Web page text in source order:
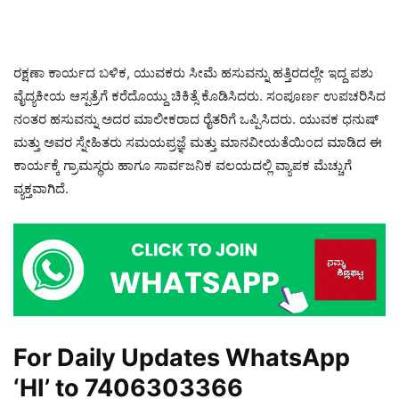
ರಕ್ಷಣಾ ಕಾರ್ಯದ ಬಳಿಕ, ಯುವಕರು ಸೀಮೆ ಹಸುವನ್ನು ಹತ್ತಿರದಲ್ಲೇ ಇದ್ದ ಪಶು
ವೈದ್ಯಕೀಯ ಆಸ್ಪತ್ರೆಗೆ ಕರೆದೊಯ್ದು ಚಿಕಿತ್ಸೆ ಕೊಡಿಸಿದರು. ಸಂಪೂರ್ಣ ಉಪಚರಿಸಿದ
ನಂತರ ಹಸುವನ್ನು ಅದರ ಮಾಲೀಕರಾದ ರೈತರಿಗೆ ಒಪ್ಪಿಸಿದರು. ಯುವಕ ಧನುಷ್
ಮತ್ತು ಅವರ ಸ್ನೇಹಿತರು ಸಮಯಪ್ರಜ್ಞೆ ಮತ್ತು ಮಾನವೀಯತೆಯಿಂದ ಮಾಡಿದ ಈ
ಕಾರ್ಯಕ್ಕೆ ಗ್ರಾಮಸ್ಥರು ಹಾಗೂ ಸಾರ್ವಜನಿಕ ವಲಯದಲ್ಲಿ ವ್ಯಾಪಕ ಮೆಚ್ಚುಗೆ
ವ್ಯಕ್ತವಾಗಿದೆ.
For Daily Updates WhatsApp
‘HI’ to 7406303366